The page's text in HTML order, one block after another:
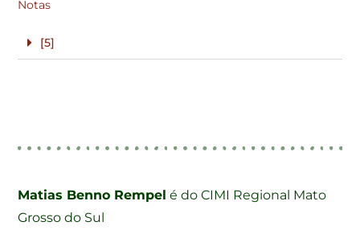
Notas
[5]
Matias Benno Rempel é do CIMI Regional Mato
Grosso do Sul